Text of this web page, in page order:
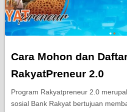
Cara Mohon dan
RakyatPreneur 2.0
Program Rakyatpreneur 2.0
sosial Bank Rakyat bertujuan